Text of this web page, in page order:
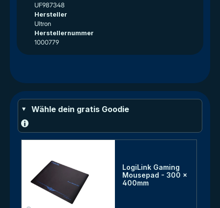
UF987348
Hersteller
Ultron
Herstellernummer
1000779
Wähle dein gratis Goodie
LogiLink Gaming
Mousepad - 300 x
400mm